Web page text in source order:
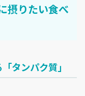
摂りたい食べ
タンパク質」